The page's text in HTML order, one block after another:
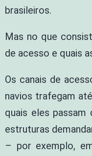
brasileiros.
Mas no que
de acesso e quais
Os canais de
navios trafegam
quais eles passam
estruturas
– por exemplo,